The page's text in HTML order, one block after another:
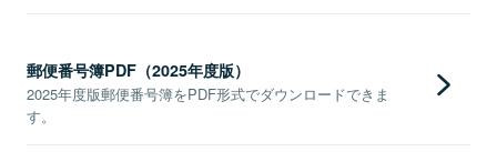
郵便番号簿PDF（2025年度版）
2025年度版郵便番号簿をPDF形式でダウンロードできま
す。